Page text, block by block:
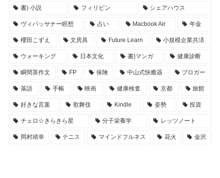
書) 小説 フィリピン シェアハウス
ヴィパッサナー瞑想 占い Macbook Air 年金
櫻田こずえ 文房具 Future Learn 小規模企業共済
ウォーキング 日本文化 書)マンガ 健康診断
瞬間英作文 FP 保険 中山式快癒器 ブロガー
落語 手帳 映画 健康検査 京都 旅館
好きな言葉 歌舞伎 Kindle 姿勢 投資
チェロ☆きらきら星 分子栄養学 レッツノート
岡村靖幸 テニス マインドフルネス 花火 金沢